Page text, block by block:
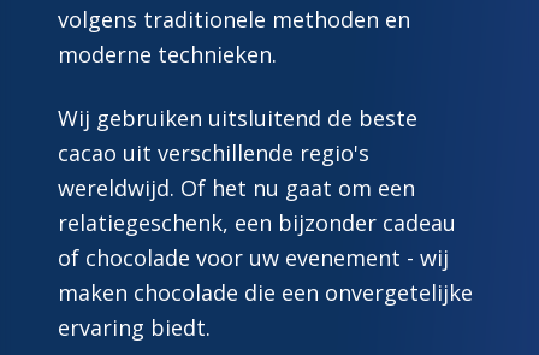
volgens traditionele methoden en
moderne technieken.
Wij gebruiken uitsluitend de beste
cacao uit verschillende regio's
wereldwijd. Of het nu gaat om een
relatiegeschenk, een bijzonder cadeau
of chocolade voor uw evenement - wij
maken chocolade die een onvergetelijke
ervaring biedt.